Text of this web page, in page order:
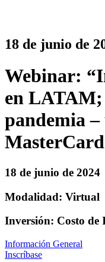
18 de junio de
Webinar:
en LATAM;
pandemia
18 de junio de 2024
Modalidad: Virtual
Inversión: Costo de
Información General
Inscríbase